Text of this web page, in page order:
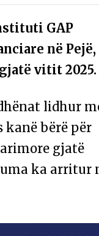
GAP
në Pejë,
vitit 2025.
lidhur
kanë bërë për
gjatë
ka arritur